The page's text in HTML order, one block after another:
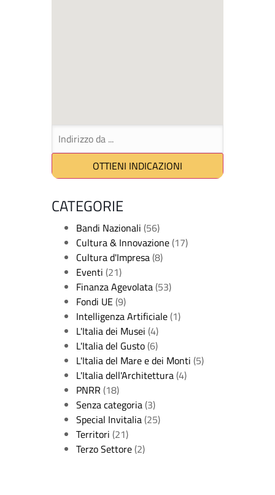
CATEGORIE
Bandi Nazionali (56)
Cultura & Innovazione(17)
Cultura d'Impresa(8)
Eventi (21)
Finanza Agevolata(53)
Fondi UE(9)
Intelligenza Artificiale(1)
L'Italia dei Musei (4)
L'Italia del Gusto(6)
L'Italia del Mare e dei Monti (5)
L'Italia dell'Architettura(4)
PNRR (18)
Senza categoria(3)
Special Invitalia(25)
Territori (21)
Terzo Settore(2)